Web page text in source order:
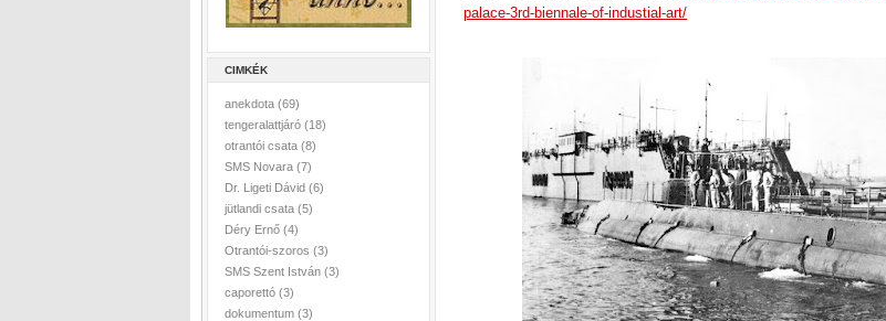
CIMKÉK
anekdota (69)
tengeralattjáró (18)
otrantói csata (8)
SMS Novara (7)
Dr. Ligeti Dávid (6)
jütlandi csata (5)
Déry Ernő (4)
Otrantói-szoros (3)
SMS Szent István (3)
caporettó (3)
dokumentum (3)
palace-3rd-biennale-of-industial-art/